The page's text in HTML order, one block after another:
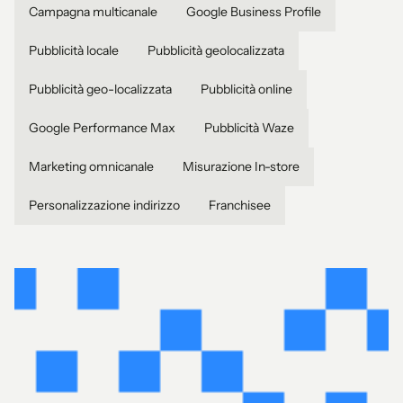
Campagna multicanale Google Business Profile
Pubblicità locale Pubblicità geolocalizzata
Pubblicità geo-localizzata Pubblicità online
Google Performance Max Pubblicità Waze
Marketing omnicanale Misurazione In-store
Personalizzazione indirizzo Franchisee